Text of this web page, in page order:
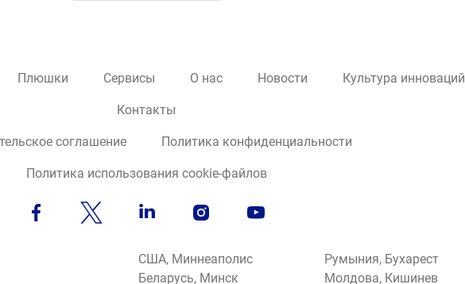
Плюшки Сервисы О нас Новости Культура инноваций
Контакты
соглашение Политика конфиденциальности
Политика использования cookie-файлов
США, Миннеаполис
Беларусь, Минск
Румыния, Бухарест
Молдова, Кишинев